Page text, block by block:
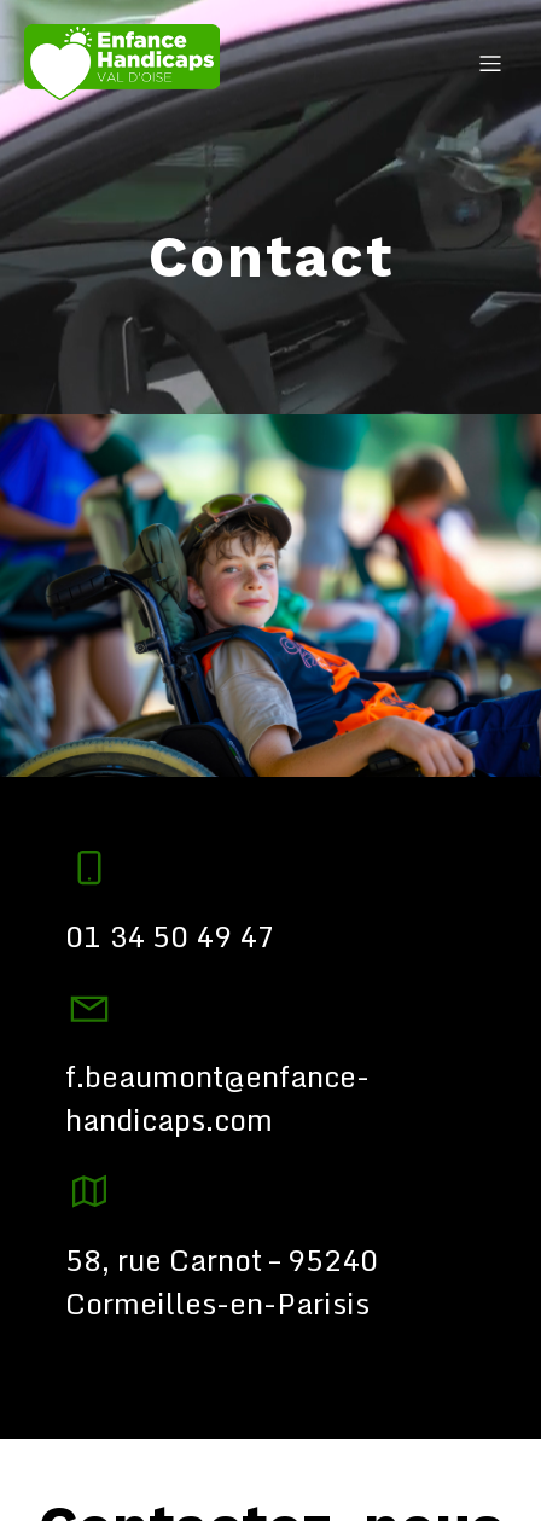
Contact
01 34 50 49 47
f.beaumont@enfance-
handicaps.com
58, rue Carnot – 95240
Cormeilles-en-Parisis